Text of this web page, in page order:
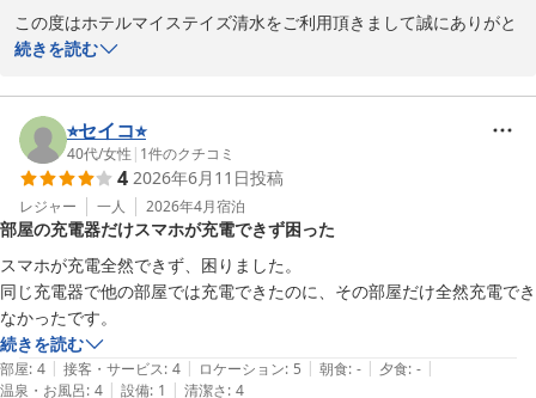
この度はホテルマイステイズ清水をご利用頂きまして誠にありがと
うございます。
今後ともサービス向上に向け、精進して参ります。
お客さまのまたのご来館を心よりお待ち申し上げております。
ホテルマイステイズ清水　フロント
ホテルマイステイズ清水
2026-06-12
続きを読む
⭐︎セイコ⭐︎
40代/女性 | 1件のクチコミ
4 2026年6月11日投稿
レジャー 一人 2026年4月宿泊
部屋の充電器だけスマホが充電できず困った
スマホが充電全然できず、困りました。
同じ充電器で他の部屋では充電できたのに、その部屋だけ全然充電でき
なかったです。
続きを読む
部屋: 4 | 接客・サービス: 4 | ロケーション: 5 | 朝食: - | 夕食: - |
温泉・お風呂: 4 | 設備: 1 | 清潔さ: 4